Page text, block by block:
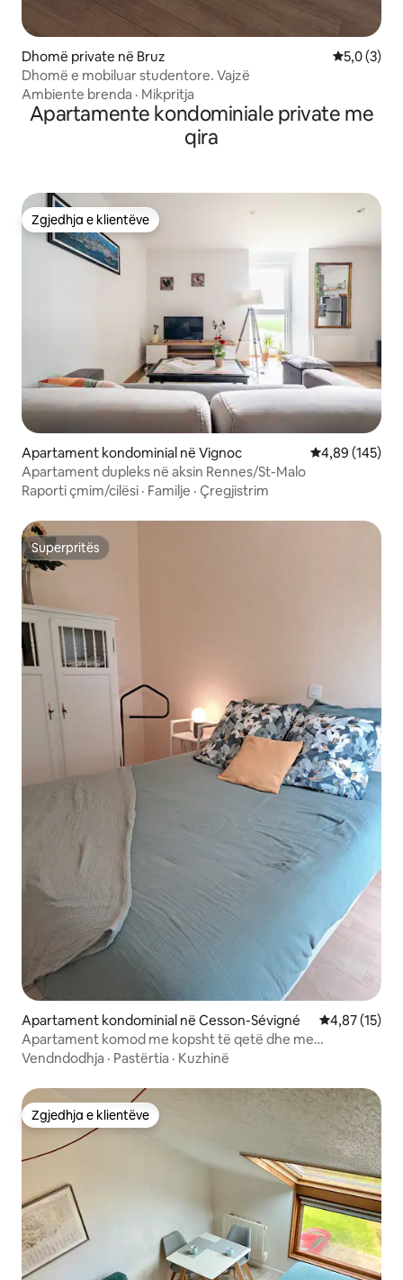
Dhomë private në Bruz Vlerësimi
5,0 (3)
Dhomë e mobiluar studentore. Vajzë
Ambiente brenda · Mikpritja
Apartamente kondominiale private me
qira
Zgjedhja e klientëve
Zgjedhja e klientëve
Apartament kondominial në Vignoc Vlerësimi
4,89 (145)
Apartament dupleks në aksin Rennes/St-Malo
Raporti çmim/cilësi · Familje · Çregjistrim
Superpritës
Superpritës
Apartament kondominial në Cesson-Sévigné Vlerësimi
4,87 (15)
Apartament komod me kopsht të qetë dhe me
vendndodhje të mirë
Vendndodhja · Pastërtia · Kuzhinë
Zgjedhja e klientëve
Zgjedhja e klientëve